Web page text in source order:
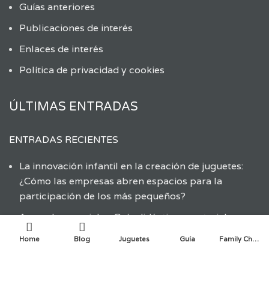
Guías anteriores
Publicaciones de interés
Enlaces de interés
Política de privacidad y cookies
ÚLTIMAS ENTRADAS
ENTRADAS RECIENTES
La innovación infantil en la creación de juguetes:
¿Cómo las empresas abren espacios para la
participación de los más pequeños?
Aprender a reciclar: Guía didáctica y material
educativo
Home Blog Juguetes Guía Family Choice